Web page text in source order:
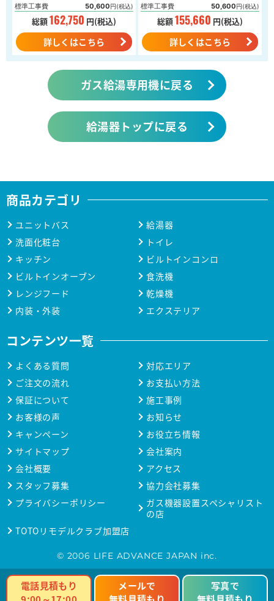
標準工事費 50,600円(税込)
総額162,750 円(税込)
詳しくはこちら
標準工事費 50,600円(税込)
総額155,660 円(税込)
詳しくはこちら
ガス給湯専用機に戻る
給湯器トップに戻る
商品カテゴリ
ユニットバス
給湯器
洗面化粧台
トイレ
キッチン
ビルトインコンロ
ビルトインオーブン
食洗機
レンジフード
乾燥機
内装・外装
エクステリア
コンテンツ一覧
よくある質問
対応エリア
ご注文の流れ
お支払い方法
保証について
施工事例
お客様の声
お知らせ
キャンペーン
お役立ち情報
サイトマップ
会社案内
会社概要
アクセス
スタッフ募集
協力会社募集
プライバシーポリシー
ガス機器設置スペシャリスト
の店
TOTOリモデルクラブ加盟店
© 2006 LIFE ADVANCE JAPAN inc.
電話見積もり
メールで
写真で